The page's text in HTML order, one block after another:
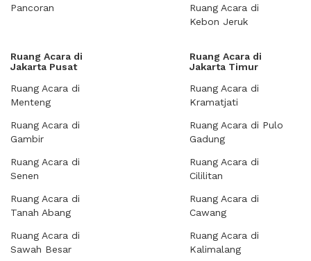
Pancoran
Ruang Acara di
Kebon Jeruk
Ruang Acara di
Jakarta Pusat
Ruang Acara di
Menteng
Ruang Acara di
Gambir
Ruang Acara di
Senen
Ruang Acara di
Tanah Abang
Ruang Acara di
Sawah Besar
Ruang Acara di
Jakarta Timur
Ruang Acara di
Kramatjati
Ruang Acara di Pulo
Gadung
Ruang Acara di
Cililitan
Ruang Acara di
Cawang
Ruang Acara di
Kalimalang